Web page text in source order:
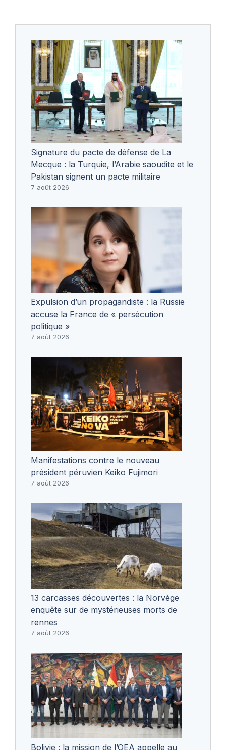
Signature du pacte de défense de La
Mecque : la Turquie, l’Arabie saoudite et le
Pakistan signent un pacte militaire
7 août 2026
Expulsion d’un propagandiste : la Russie
accuse la France de « persécution
politique »
7 août 2026
Manifestations contre le nouveau
président péruvien Keiko Fujimori
7 août 2026
13 carcasses découvertes : la Norvège
enquête sur de mystérieuses morts de
rennes
7 août 2026
Bolivie : la mission de l’OEA appelle au